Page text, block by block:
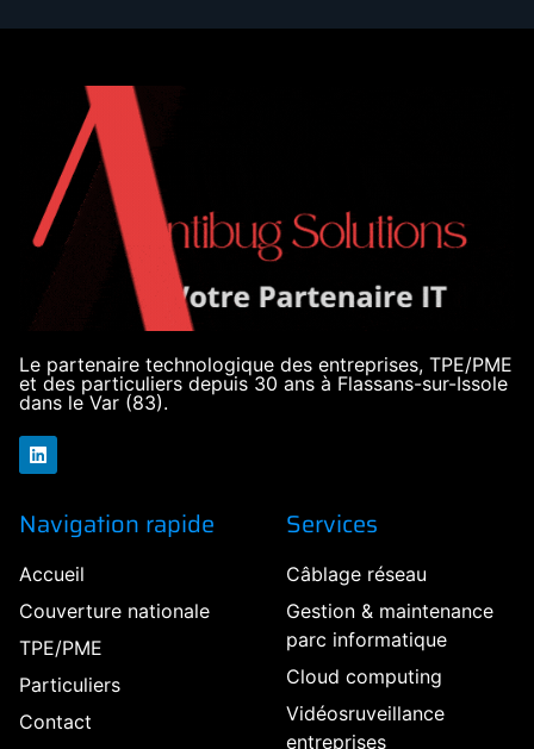
Le partenaire technologique des entreprises, TPE/PME
et des particuliers depuis 30 ans à Flassans-sur-Issole
dans le Var (83).
Navigation rapide
Accueil
Couverture nationale
TPE/PME
Particuliers
Contact
Services
Câblage réseau
Gestion & maintenance
parc informatique
Cloud computing
Vidéosruveillance
entreprises